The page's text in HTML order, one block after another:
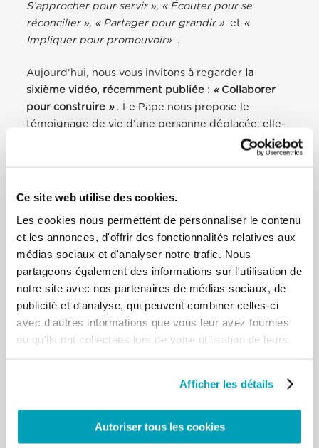
Ce site web utilise des cookies.
Les cookies nous permettent de personnaliser le contenu
et les annonces, d'offrir des fonctionnalités relatives aux
médias sociaux et d'analyser notre trafic. Nous
partageons également des informations sur l'utilisation de
notre site avec nos partenaires de médias sociaux, de
publicité et d'analyse, qui peuvent combiner celles-ci
avec d'autres informations que vous leur avez fournies
ou qu'ils ont collectées lors de votre utilisation de leurs
Afficher les détails
Autoriser tous les cookies
S’approcher pour servir », « Écouter pour se
réconcilier », « Partager pour grandir » et «
Impliquer pour promouvoir» .
Aujourd’hui, nous vous invitons à regarder la
sixième vidéo, récemment publiée : « Collaborer
pour construire ». Le Pape nous propose le
témoignage de vie d’une personne déplacée: elle-
même explique comment, grâce à au soutien et à la
collaboration reçus, elle a pu repartir dans la vie.
oeuvrer “en parfaite union de pensée et de